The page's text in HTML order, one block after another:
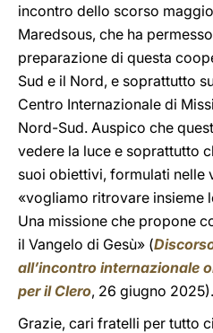
incontro dello scorso
Maredsous, che ha
preparazione di questa
Sud e il Nord, e soprattutto
Centro Internazionale di
Nord-Sud. Auspico che
vedere la luce e soprattutto
suoi obiettivi, formulati nelle
«vogliamo ritrovare insieme
Una missione che propone
il Vangelo di Gesù» (
all’incontro internazionale
per il Clero, 26 giugno 2025).
Grazie, cari fratelli per tutto